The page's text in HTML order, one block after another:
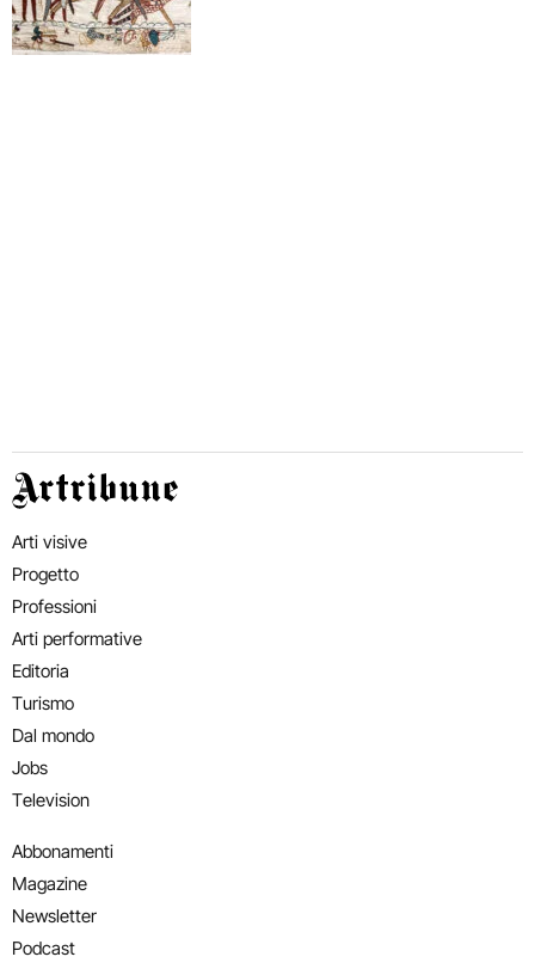
Artribune
Arti visive
Progetto
Professioni
Arti performative
Editoria
Turismo
Dal mondo
Jobs
Television
Abbonamenti
Magazine
Newsletter
Podcast